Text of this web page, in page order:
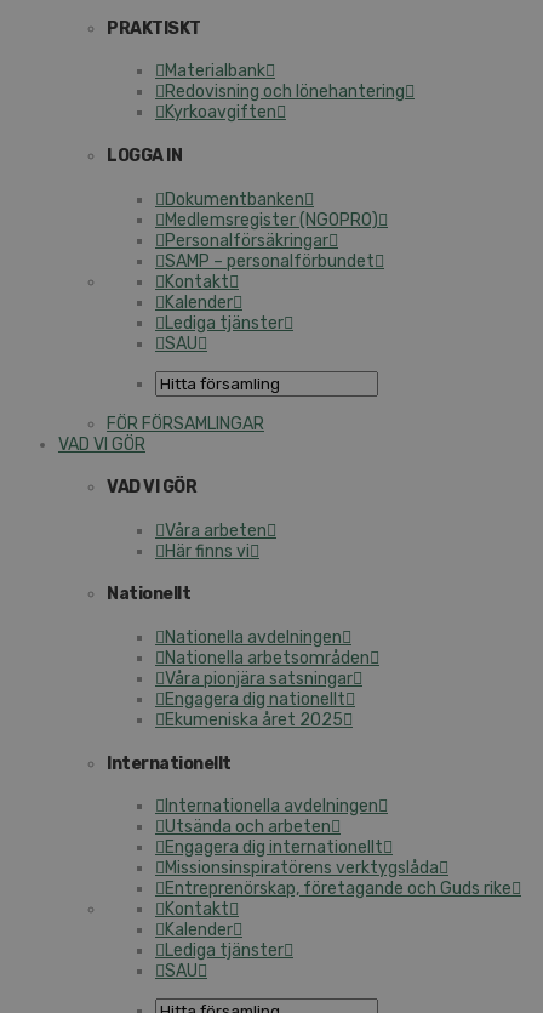
PRAKTISKT
Materialbank
Redovisning och lönehantering
Kyrkoavgiften
LOGGA IN
Dokumentbanken
Medlemsregister (NGOPRO)
Personalförsäkringar
SAMP – personalförbundet
Kontakt
Kalender
Lediga tjänster
SAU
FÖR FÖRSAMLINGAR
VAD VI GÖR
VAD VI GÖR
Våra arbeten
Här finns vi
Nationellt
Nationella avdelningen
Nationella arbetsområden
Våra pionjära satsningar
Engagera dig nationellt
Ekumeniska året 2025
Internationellt
Internationella avdelningen
Utsända och arbeten
Engagera dig internationellt
Missionsinspiratörens verktygslåda
Entreprenörskap, företagande och Guds rike
Kontakt
Kalender
Lediga tjänster
SAU